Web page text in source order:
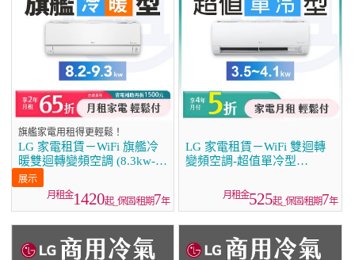
旗艦家電用租得更輕鬆！
LG 家電租賃－WiFi 旗艦冷
暖雙迴轉變頻空調 (8.3kw-
9.3kw)
1420起_保固/租期7年
LG 家電租賃－WiFi 雙迴轉
變頻空調-超值單冷型
525起_保固/租期7年